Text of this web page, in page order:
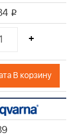
i
+
В корзину